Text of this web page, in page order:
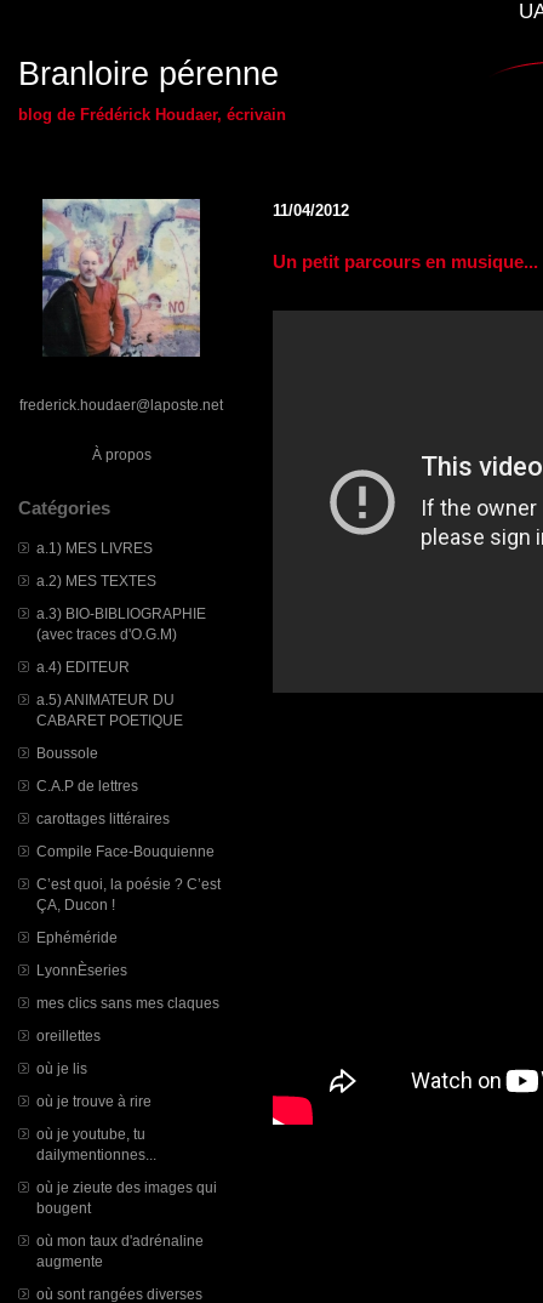
Branloire pérenne
blog de Frédérick Houdaer, écrivain
frederick.houdaer@laposte.net
À propos
Catégories
a.1) MES LIVRES
a.2) MES TEXTES
a.3) BIO-BIBLIOGRAPHIE
(avec traces d'O.G.M)
a.4) EDITEUR
a.5) ANIMATEUR DU
CABARET POETIQUE
Boussole
C.A.P de lettres
carottages littéraires
Compile Face-Bouquienne
C’est quoi, la poésie ? C’est
ÇA, Ducon !
Ephéméride
LyonnÈseries
mes clics sans mes claques
oreillettes
où je lis
où je trouve à rire
où je youtube, tu
dailymentionnes...
où je zieute des images qui
bougent
où mon taux d'adrénaline
augmente
où sont rangées diverses
11/04/2012
Un petit parcours en musique...